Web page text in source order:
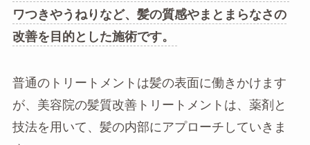
ワつきやうねりなど、髪の質感やまとまらなさの
改善を目的とした施術です。
普通のトリートメントは髪の表面に働きかけます
が、美容院の髪質改善トリートメントは、薬剤と
技法を用いて、髪の内部にアプローチしていきま